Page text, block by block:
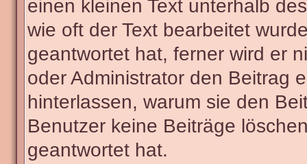
einen kleinen Text unterhalb
wie oft der Text bearbeitet
geantwortet hat, ferner wird er
oder Administrator den Beitrag
hinterlassen, warum sie den
Benutzer keine Beiträge
geantwortet hat.